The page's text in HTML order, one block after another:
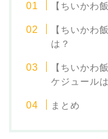
【ちいかわ
【ちいかわ
は？
【ちいかわ
ケジュール
まとめ